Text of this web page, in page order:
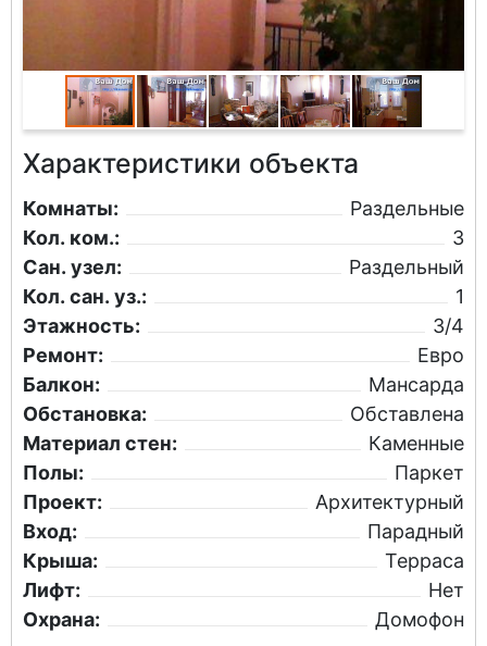
Характеристики объекта
Комнаты:
Раздельные
Кол. ком.:
3
Сан. узел:
Раздельный
Кол. сан. уз.:
1
Этажность:
3/4
Ремонт:
Евро
Балкон:
Мансарда
Обстановка:
Обставлена
Материал стен:
Каменные
Полы:
Паркет
Проект:
Архитектурный
Вход:
Парадный
Крыша:
Терраса
Лифт:
Нет
Охрана:
Домофон